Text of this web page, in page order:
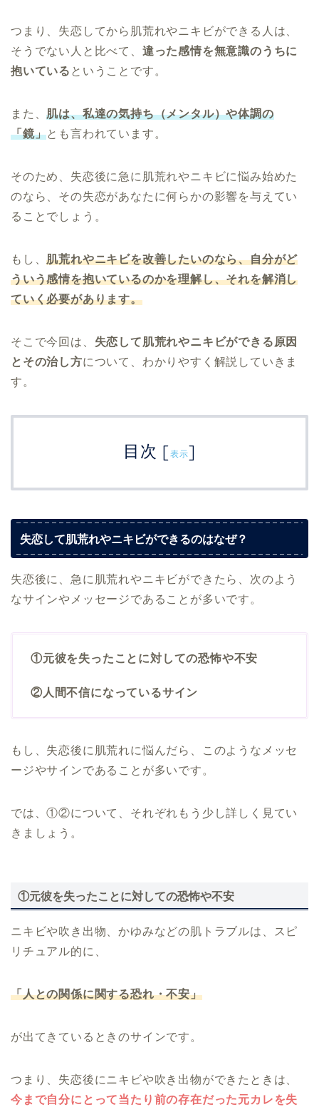
つまり、失恋してから肌荒れやニキビができる人は、
そうでない人と比べて、 違った感情を無意識のうちに
抱いている ということです。
また、肌は、私達の気持ち（メンタル）や体調の
「鏡」とも言われています。
そのため、失恋後に急に肌荒れやニキビに悩み始めた
のなら、その失恋があなたに何らかの影響を与えてい
ることでしょう。
もし、肌荒れやニキビを改善したいのなら、自分がど
ういう感情を抱いているのかを理解し、それを解消し
ていく必要があります。
そこで今回は、 失恋して肌荒れやニキビができる原因
とその治し方について、わかりやすく解説していきま
す。
目次 [表示]
失恋して肌荒れやニキビができるのはなぜ？
失恋後に、急に肌荒れやニキビができたら、次のよう
なサインやメッセージであることが多いです。
①元彼を失ったことに対しての恐怖や不安
②人間不信になっているサイン
もし、失恋後に肌荒れに悩んだら、このようなメッセ
ージやサインであることが多いです。
では、①②について、それぞれもう少し詳しく見てい
きましょう。
①元彼を失ったことに対しての恐怖や不安
ニキビや吹き出物、かゆみなどの肌トラブルは、スピ
リチュアル的に、
「人との関係に関する恐れ・不安」
が出てきているときのサインです。
つまり、失恋後にニキビや吹き出物ができたときは、
今まで自分にとって当たり前の存在だった元カレを失